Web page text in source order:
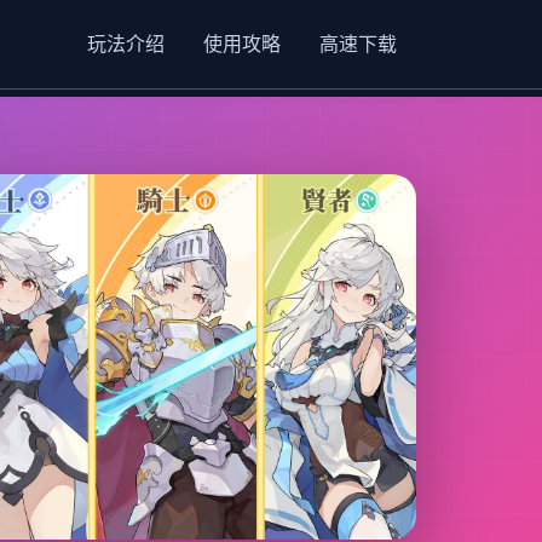
玩法介绍 使用攻略 高速下载